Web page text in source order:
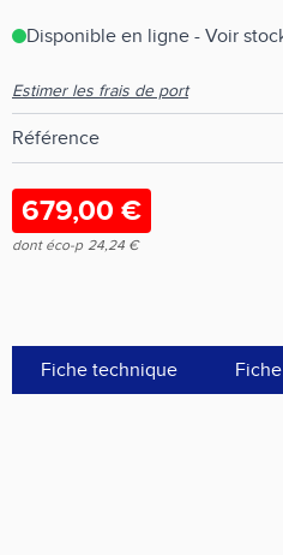
Disponible en ligne - Voir
Estimer les frais de port
Référence
679,00 €
dont éco-p 24,24 €
Fiche technique